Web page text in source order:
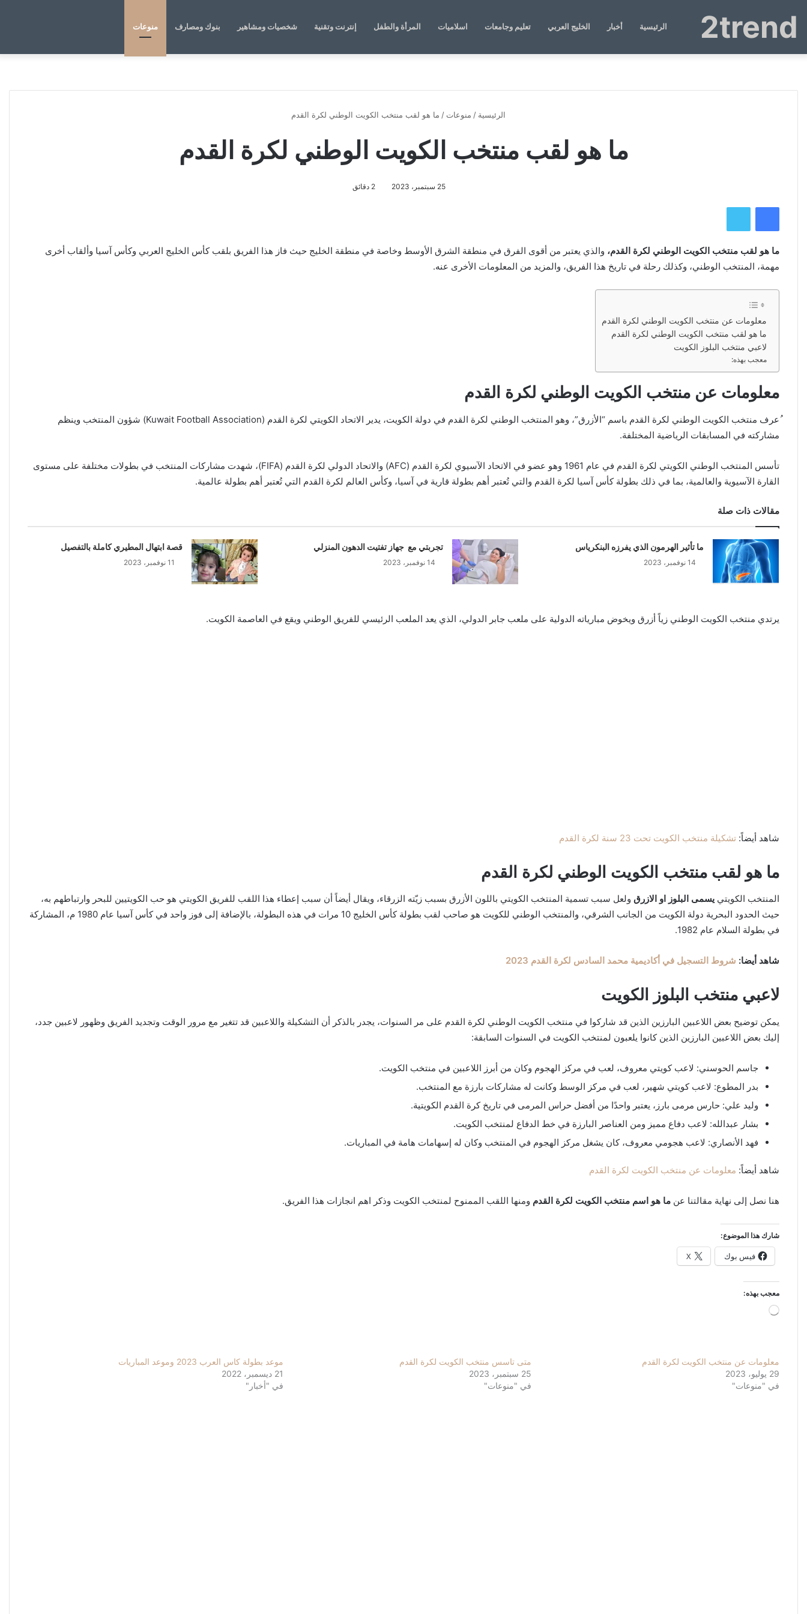
2trend الرئيسية أخبار الخليج العربي تعليم وجامعات اسلاميات المرأة والطفل إنترنت وتقنية شخصيات ومشاهير بنوك ومصارف منوعات
الرئيسية / منوعات / ما هو لقب منتخب الكويت الوطني لكرة القدم
ما هو لقب منتخب الكويت الوطني لكرة القدم
25 سبتمبر، 2023
فيسبوك تويتر
ما هو لقب منتخب الكويت الوطني لكرة القدم، والذي يعتبر من أقوى الفرق في منطقة الشرق الأوسط وخاصة في منطقة الخليج حيث فاز هذا الفريق بلقب كأس الخليج العربي وكأس آسيا وألقاب أخرى
مهمة، المنتخب الوطني، وكذلك رحلة في تاريخ هذا الفريق، والمزيد من المعلومات الأخرى عنه.
معلومات عن منتخب الكويت الوطني لكرة القدم
ما هو لقب منتخب الكويت الوطني لكرة القدم
لاعبي منتخب البلوز الكويت
معجب بهذه:
معلومات عن منتخب الكويت الوطني لكرة القدم
ُعرف منتخب الكويت الوطني لكرة القدم باسم “الأزرق”، وهو المنتخب الوطني لكرة القدم في دولة الكويت، يدير الاتحاد الكويتي لكرة القدم (Kuwait Football Association) شؤون المنتخب وينظم
مشاركته في المسابقات الرياضية المختلفة.
تأسس المنتخب الوطني الكويتي لكرة القدم في عام 1961 وهو عضو في الاتحاد الآسيوي لكرة القدم (AFC) والاتحاد الدولي لكرة القدم (FIFA)، شهدت مشاركات المنتخب في بطولات مختلفة على مستوى
القارة الآسيوية والعالمية، بما في ذلك بطولة كأس آسيا لكرة القدم والتي تُعتبر أهم بطولة قارية في آسيا، وكأس العالم لكرة القدم التي تُعتبر أهم بطولة عالمية.
مقالات ذات صلة
ما تأثير الهرمون الذي يفرزه البنكرياس
14 نوفمبر، 2023
تجربتي مع جهاز تفتيت الدهون المنزلي
14 نوفمبر، 2023
قصة ابتهال المطيري كاملة بالتفصيل
11 نوفمبر، 2023
يرتدي منتخب الكويت الوطني زياً أزرق ويخوض مبارياته الدولية على ملعب جابر الدولي، الذي يعد الملعب الرئيسي للفريق الوطني ويقع في العاصمة الكويت.
شاهد أيضاً: تشكيلة منتخب الكويت تحت 23 سنة لكرة القدم
ما هو لقب منتخب الكويت الوطني لكرة القدم
المنتخب الكويتي يسمى البلوز او الازرق ولعل سبب تسمية المنتخب الكويتي باللون الأزرق بسبب زيّته الزرقاء، ويقال أيضاً أن سبب إعطاء هذا اللقب للفريق الكويتي هو حب الكويتيين للبحر وارتباطهم به،
حيث الحدود البحرية دولة الكويت من الجانب الشرقي، والمنتخب الوطني للكويت هو صاحب لقب بطولة كأس الخليج 10 مرات في هذه البطولة، بالإضافة إلى فوز واحد في كأس آسيا عام 1980 م، المشاركة
في بطولة السلام عام 1982.
شاهد أيضا: شروط التسجيل في أكاديمية محمد السادس لكرة القدم 2023
لاعبي منتخب البلوز الكويت
يمكن توضيح بعض اللاعبين البارزين الذين قد شاركوا في منتخب الكويت الوطني لكرة القدم على مر السنوات، يجدر بالذكر أن التشكيلة واللاعبين قد تتغير مع مرور الوقت وتجديد الفريق وظهور لاعبين جدد،
إليك بعض اللاعبين البارزين الذين كانوا يلعبون لمنتخب الكويت في السنوات السابقة:
جاسم الحوسني: لاعب كويتي معروف، لعب في مركز الهجوم وكان من أبرز اللاعبين في منتخب الكويت.
بدر المطوع: لاعب كويتي شهير، لعب في مركز الوسط وكانت له مشاركات بارزة مع المنتخب.
وليد علي: حارس مرمى بارز، يعتبر واحدًا من أفضل حراس المرمى في تاريخ كرة القدم الكويتية.
بشار عبدالله: لاعب دفاع مميز ومن العناصر البارزة في خط الدفاع لمنتخب الكويت.
فهد الأنصاري: لاعب هجومي معروف، كان يشغل مركز الهجوم في المنتخب وكان له إسهامات هامة في المباريات.
شاهد أيضاً: معلومات عن منتخب الكويت لكرة القدم
هنا نصل إلى نهاية مقالتنا عن ما هو اسم منتخب الكويت لكرة القدم ومنها اللقب الممنوح لمنتخب الكويت وذكر اهم انجازات هذا الفريق.
شارك هذا الموضوع:
فيس بوك X
معجب بهذه:
جاري
معلومات عن منتخب الكويت لكرة القدم
29 يوليو، 2023
في "منوعات"
متى تاسس منتخب الكويت لكرة القدم
25 سبتمبر، 2023
في "منوعات"
موعد بطولة كاس العرب 2023 وموعد المباريات
21 ديسمبر، 2022
في "أخبار"